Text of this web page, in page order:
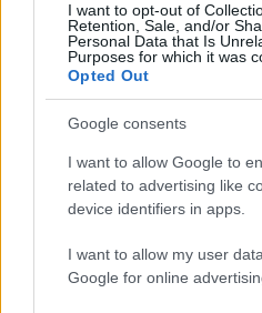
I want to opt-out of
Retention, Sale, and/or
Personal Data that Is
Purposes for which it was
Opted Out
Google consents
I want to allow Google to
related to advertising like
device identifiers in apps.
I want to allow my user
Google for online
Syndication